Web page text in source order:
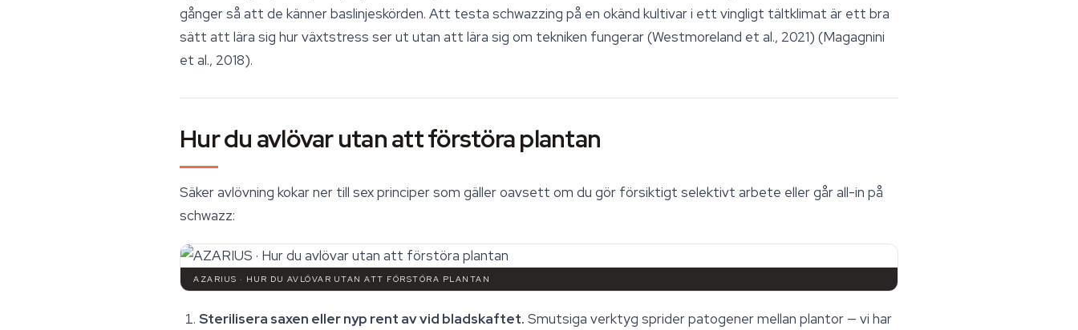
gånger så att de känner baslinjeskörden. Att testa schwazzing på en okänd kultivar i ett vingligt tältklimat är ett bra
sätt att lära sig hur växtstress ser ut utan att lära sig om tekniken fungerar (Westmoreland et al., 2021) (Magagnini
et al., 2018).
Hur du avlövar utan att förstöra plantan
Säker avlövning kokar ner till sex principer som gäller oavsett om du gör försiktigt selektivt arbete eller går all-in på
schwazz:
AZARIUS · HUR DU AVLÖVAR UTAN ATT FÖRSTÖRA PLANTAN
Sterilisera saxen eller nyp rent av vid bladskaftet. Smutsiga verktyg sprider patogener mellan plantor — vi har